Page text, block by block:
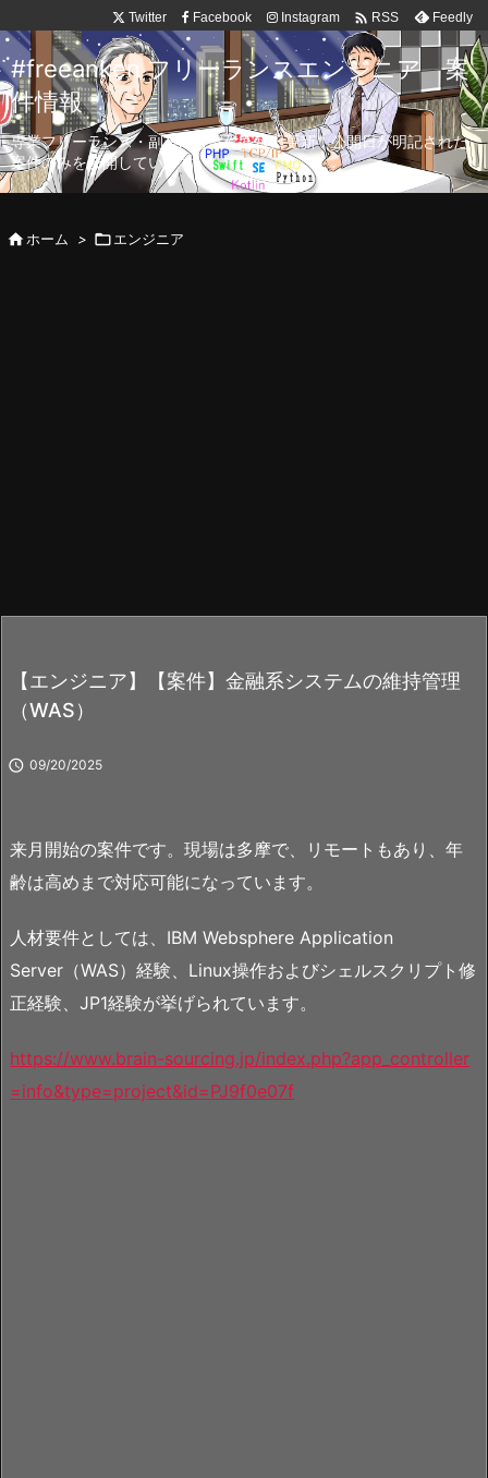
Twitter Facebook Instagram  RSS Feedly
#freeanken フリーランスエンジニア 案
件情報
専業フリーランス・副業向け案件を毎日更新！公開日が明記された
案件のみを公開しています。
ホーム > エンジニア
【エンジニア】【案件】金融系システムの維持管理
（WAS）
 09/20/2025
来月開始の案件です。現場は多摩で、リモートもあり、年
齢は高めまで対応可能になっています。
人材要件としては、IBM Websphere Application
Server（WAS）経験、Linux操作およびシェルスクリプト修
正経験、JP1経験が挙げられています。
https://www.brain-sourcing.jp/index.php?app_controller
=info&type=project&id=PJ9f0e07f